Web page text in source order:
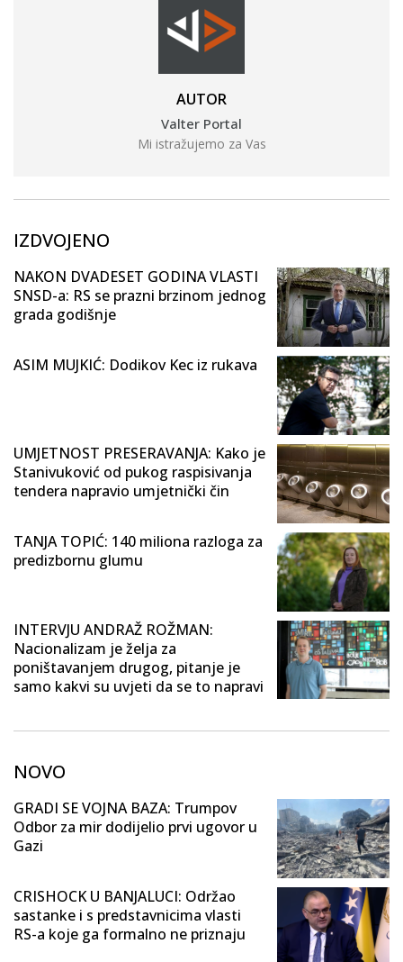
AUTOR
Valter Portal
Mi istražujemo za Vas
IZDVOJENO
NAKON DVADESET GODINA VLASTI
SNSD-a: RS se prazni brzinom jednog
grada godišnje
ASIM MUJKIĆ: Dodikov Kec iz rukava
UMJETNOST PRESERAVANJA: Kako je
Stanivuković od pukog raspisivanja
tendera napravio umjetnički čin
TANJA TOPIĆ: 140 miliona razloga za
predizbornu glumu
INTERVJU ANDRAŽ ROŽMAN:
Nacionalizam je želja za
poništavanjem drugog, pitanje je
samo kakvi su uvjeti da se to napravi
NOVO
GRADI SE VOJNA BAZA: Trumpov
Odbor za mir dodijelio prvi ugovor u
Gazi
CRISHOCK U BANJALUCI: Održao
sastanke i s predstavnicima vlasti
RS-a koje ga formalno ne priznaju